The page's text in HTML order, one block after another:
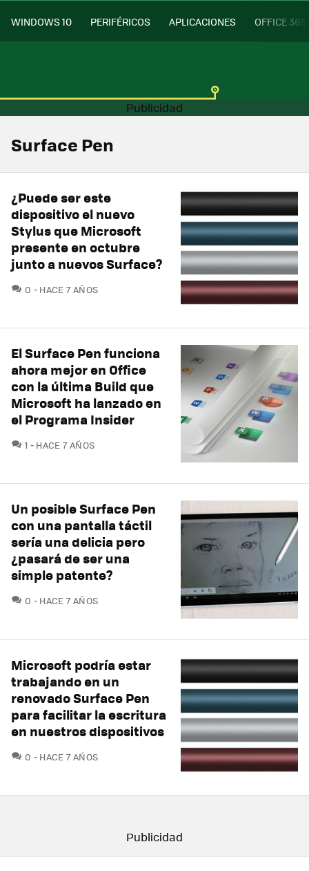
WINDOWS 10 PERIFÉRICOS APLICACIONES OFFICE 365
Surface Pen
¿Puede ser este
dispositivo el nuevo
Stylus que Microsoft
presente en octubre
junto a nuevos Surface?
0 COMENTARIOS
HACE 7 AÑOS
El Surface Pen funciona
ahora mejor en Office
con la última Build que
Microsoft ha lanzado en
el Programa Insider
1 COMENTARIOS
HACE 7 AÑOS
Un posible Surface Pen
con una pantalla táctil
sería una delicia pero
¿pasará de ser una
simple patente?
0 COMENTARIOS
HACE 7 AÑOS
Microsoft podría estar
trabajando en un
renovado Surface Pen
para facilitar la escritura
en nuestros dispositivos
0 COMENTARIOS
HACE 7 AÑOS